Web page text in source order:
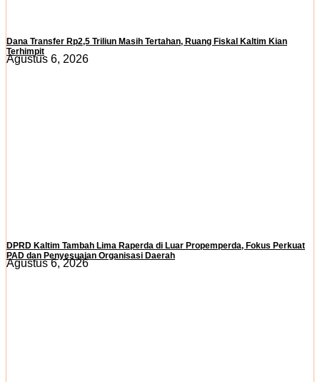
Dana Transfer Rp2,5 Triliun Masih Tertahan, Ruang Fiskal Kaltim Kian
Terhimpit
Agustus 6, 2026
DPRD Kaltim Tambah Lima Raperda di Luar Propemperda, Fokus Perkuat
PAD dan Penyesuaian Organisasi Daerah
Agustus 6, 2026